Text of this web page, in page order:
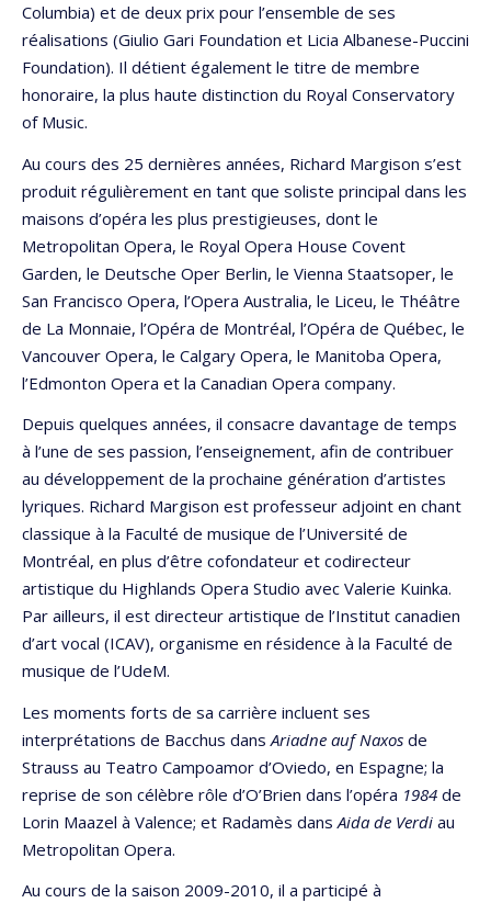
Columbia) et de deux prix pour l’ensemble de ses
réalisations (Giulio Gari Foundation et Licia Albanese-Puccini
Foundation). Il détient également le titre de membre
honoraire, la plus haute distinction du Royal Conservatory
of Music.
Au cours des 25 dernières années, Richard Margison s’est
produit régulièrement en tant que soliste principal dans les
maisons d’opéra les plus prestigieuses, dont le
Metropolitan Opera, le Royal Opera House Covent
Garden, le Deutsche Oper Berlin, le Vienna Staatsoper, le
San Francisco Opera, l’Opera Australia, le Liceu, le Théâtre
de La Monnaie, l’Opéra de Montréal, l’Opéra de Québec, le
Vancouver Opera, le Calgary Opera, le Manitoba Opera,
l’Edmonton Opera et la Canadian Opera company.
Depuis quelques années, il consacre davantage de temps
à l’une de ses passion, l’enseignement, afin de contribuer
au développement de la prochaine génération d’artistes
lyriques. Richard Margison est professeur adjoint en chant
classique à la Faculté de musique de l’Université de
Montréal, en plus d’être cofondateur et codirecteur
artistique du Highlands Opera Studio avec Valerie Kuinka.
Par ailleurs, il est directeur artistique de l’Institut canadien
d’art vocal (ICAV), organisme en résidence à la Faculté de
musique de l’UdeM.
Les moments forts de sa carrière incluent ses
interprétations de Bacchus dans Ariadne auf Naxos de
Strauss au Teatro Campoamor d’Oviedo, en Espagne; la
reprise de son célèbre rôle d’O’Brien dans l’opéra 1984 de
Lorin Maazel à Valence; et Radamès dans Aida de Verdi au
Metropolitan Opera.
Au cours de la saison 2009-2010, il a participé à